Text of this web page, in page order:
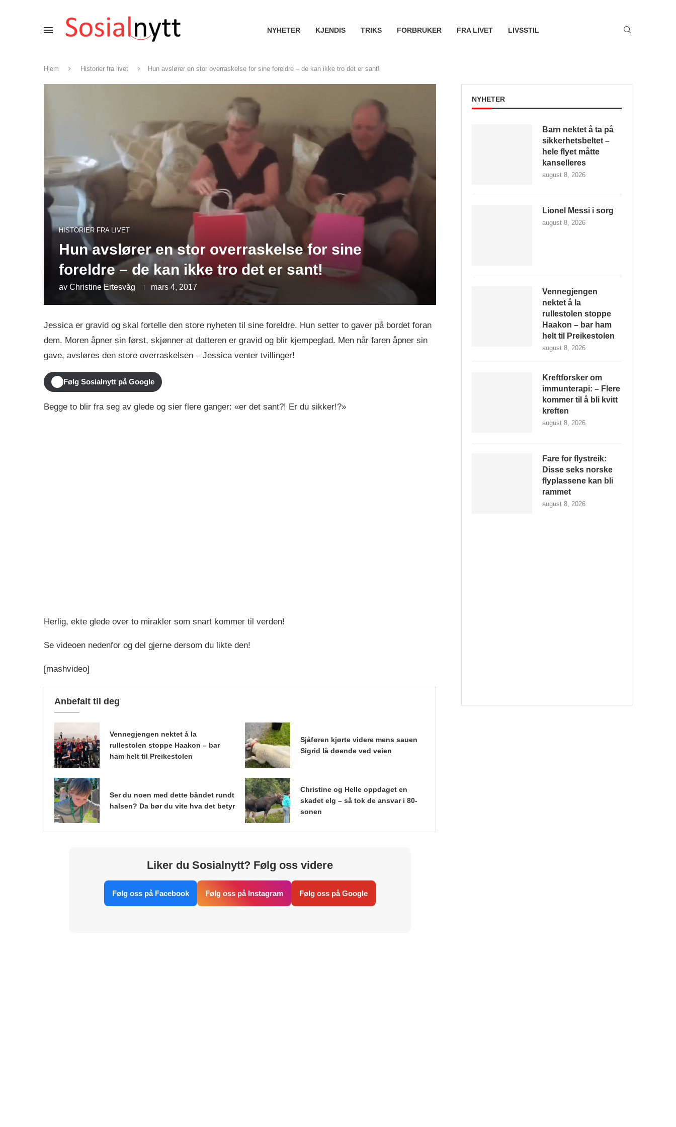
NYHETER KJENDIS TRIKS FORBRUKER FRA LIVET LIVSSTIL
Hjem Historier fra livet Hun avslører en stor overraskelse for sine foreldre – de kan ikke tro det er sant!
HISTORIER FRA LIVET
Hun avslører en stor overraskelse for sine
foreldre – de kan ikke tro det er sant!
av Christine Ertesvåg mars 4, 2017
Jessica er gravid og skal fortelle den store nyheten til sine foreldre. Hun setter to gaver på bordet foran
dem. Moren åpner sin først, skjønner at datteren er gravid og blir kjempeglad. Men når faren åpner sin
gave, avsløres den store overraskelsen – Jessica venter tvillinger!
Følg Sosialnytt på Google
Begge to blir fra seg av glede og sier flere ganger: «er det sant?! Er du sikker!?»
Herlig, ekte glede over to mirakler som snart kommer til verden!
Se videoen nedenfor og del gjerne dersom du likte den!
[mashvideo]
Anbefalt til deg
Vennegjengen nektet å la
rullestolen stoppe Haakon – bar
ham helt til Preikestolen
Sjåføren kjørte videre mens sauen
Sigrid lå døende ved veien
Ser du noen med dette båndet rundt
halsen? Da bør du vite hva det betyr
Christine og Helle oppdaget en
skadet elg – så tok de ansvar i 80-
sonen
Liker du Sosialnytt? Følg oss videre
Følg oss på Facebook Følg oss på Instagram Følg oss på Google
NYHETER
Barn nektet å ta på
sikkerhetsbeltet –
hele flyet måtte
kanselleres
august 8, 2026
Lionel Messi i sorg
august 8, 2026
Vennegjengen
nektet å la
rullestolen stoppe
Haakon – bar ham
helt til Preikestolen
august 8, 2026
Kreftforsker om
immunterapi: – Flere
kommer til å bli kvitt
kreften
august 8, 2026
Fare for flystreik:
Disse seks norske
flyplassene kan bli
rammet
august 8, 2026